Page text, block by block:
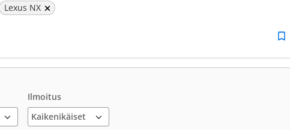
Lexus NX
Ilmoitus